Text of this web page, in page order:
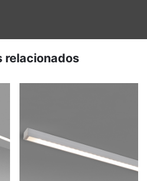
relacionados